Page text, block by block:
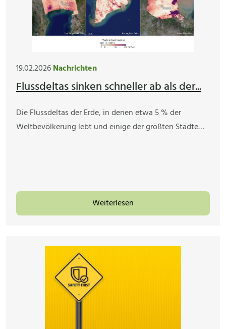
19.02.2026Nachrichten
Flussdeltas sinken schneller ab als der...
Die Flussdeltas der Erde, in denen etwa 5 % der
Weltbevölkerung lebt und einige der größten Städte…
Weiterlesen